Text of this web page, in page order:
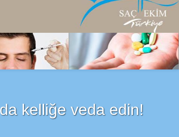
Tedavisi İlaç Tedavisi
kelliğe veda edin!